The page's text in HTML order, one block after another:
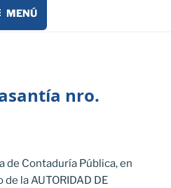
MENÚ
nro.
de Contaduría Pública, en
la AUTORIDAD DE